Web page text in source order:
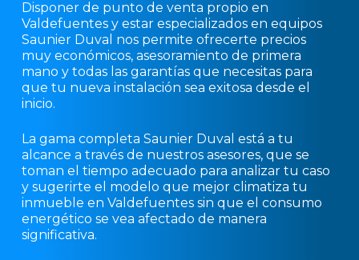
Disponer de punto de venta propio en
Valdefuentes y estar especializados en equipos
Saunier Duval nos permite ofrecerte precios
muy económicos, asesoramiento de primera
mano y todas las garantías que necesitas para
que tu nueva instalación sea exitosa desde el
inicio.
La gama completa Saunier Duval está a tu
alcance a través de nuestros asesores, que se
toman el tiempo adecuado para analizar tu caso
y sugerirte el modelo que mejor climatiza tu
inmueble en Valdefuentes sin que el consumo
energético se vea afectado de manera
significativa.